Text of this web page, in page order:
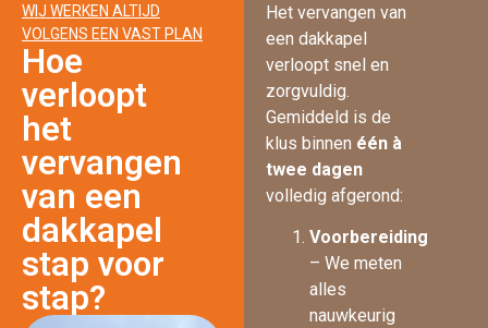
WIJ WERKEN ALTIJD
VOLGENS EEN VAST PLAN
Hoe
verloopt
het
vervangen
van een
dakkapel
stap voor
stap?
Het vervangen van
een dakkapel
verloopt snel en
zorgvuldig.
Gemiddeld is de
klus binnen één à
twee dagen
volledig afgerond:
Voorbereiding
– We meten
alles
nauwkeurig